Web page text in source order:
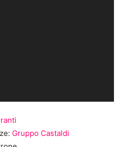
Gruppo Castaldi